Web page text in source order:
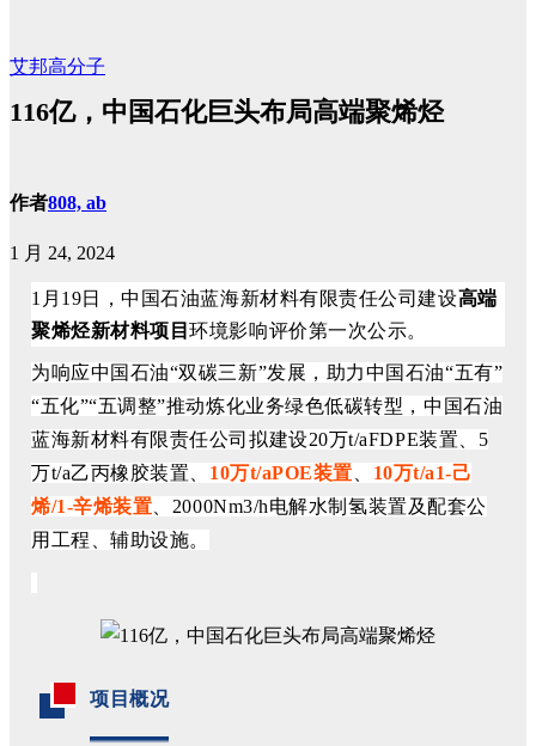
艾邦高分子
116亿，中国石化巨头布局高端聚烯烃
作者808, ab
1 月 24, 2024
1月19日，中国石油蓝海新材料有限责任公司建设高端
聚烯烃新材料项目环境影响评价第一次公示。
为响应中国石油“双碳三新”发展，助力中国石油“五有”
“五化”“五调整”推动炼化业务绿色低碳转型，中国石油
蓝海新材料有限责任公司拟建设20万t/aFDPE装置、5
万t/a乙丙橡胶装置、 10万t/aPOE装置
10万t/a1-己
烯/1-辛烯装置 、2000Nm3/h电解水制氢装置及配套公
用工程、辅助设施。
项目概况